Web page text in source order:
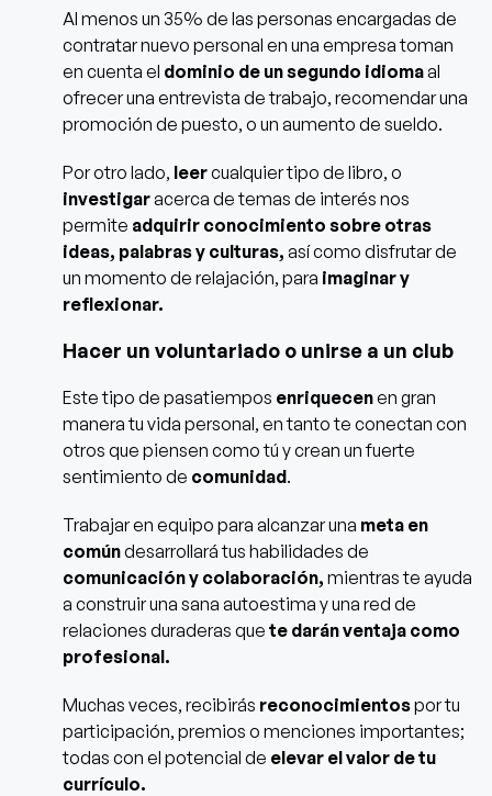
Al menos un 35% de las personas encargadas de
contratar nuevo personal en una empresa toman
en cuenta el dominio de un segundo idiomaal
ofrecer una entrevista de trabajo, recomendar una
promoción de puesto, o un aumento de sueldo.
Por otro lado, leercualquier tipo de libro, o
investigaracerca de temas de interés nos
permite adquirir conocimiento sobre otras
ideas, palabras y culturas, así como disfrutar de
un momento de relajación, para imaginar y
reflexionar.
Hacer un voluntariado o unirse a un club
Este tipo de pasatiempos enriquecenen gran
manera tu vida personal, en tanto te conectan con
otros que piensen como tú y crean un fuerte
sentimiento de comunidad.
Trabajar en equipo para alcanzar una meta en
comúndesarrollará tus habilidades de
comunicación y colaboración, mientras te ayuda
a construir una sana autoestima y una red de
relaciones duraderas que te darán ventaja como
profesional.
Muchas veces, recibirás reconocimientospor tu
participación, premios o menciones importantes;
todas con el potencial de elevar el valor de tu
currículo.